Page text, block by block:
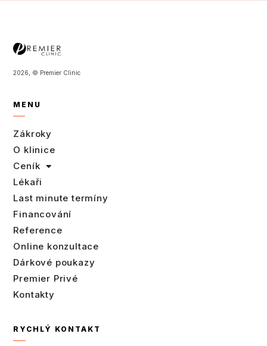
2026, © Premier Clinic
MENU
Zákroky
O klinice
Ceník
Lékaři
Last minute termíny
Financování
Reference
Online konzultace
Dárkové poukazy
Premier Privé
Kontakty
RYCHLÝ KONTAKT